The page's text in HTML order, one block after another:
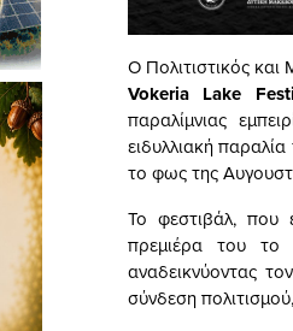
Ο Πολιτιστικός
Vokeria Lake
παραλίμνιας
ειδυλλιακή
το φως της
Το φεστιβάλ, που
πρεμιέρα του το
αναδεικνύοντας
σύνδεση